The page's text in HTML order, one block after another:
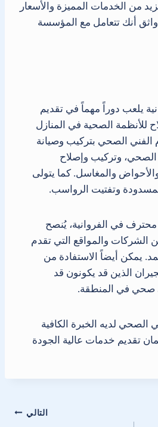
66610692 للمزيد من الخدمات المميزة والأسعار
واثق أنك تتعامل مع المؤسسة
يلعب دوراً مهماً في تقديم
للأنظمة الصحية في المنازل
الفني الصحي بتركيب وصيانة
الصحي، وتركيب وإصلاح
والمغاسل. كما يتولى
وتفتيت الرواسب.
في الفروانية، يُنصح
الشركات والمواقع التي تقدم
يمكن أيضاً الاستفادة من
الذين قد يكونون قد
صحي في المنطقة.
الصحي لديه الخبرة الكافية
تقديم خدمات عالية الجودة
التالي